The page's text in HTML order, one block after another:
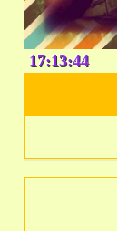
17:13:45